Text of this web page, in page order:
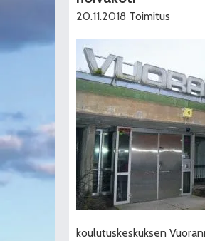
20.11.2018 Toimitus
koulutuskeskuksen